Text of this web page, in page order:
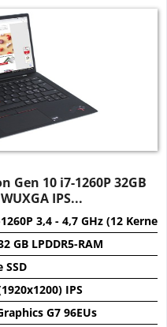
Gen 10 i7-1260P 32GB
IPS...
3,4 - 4,7 GHz (12 Kerne)
GB LPDDR5-RAM
SSD
IPS
G7 96EUs